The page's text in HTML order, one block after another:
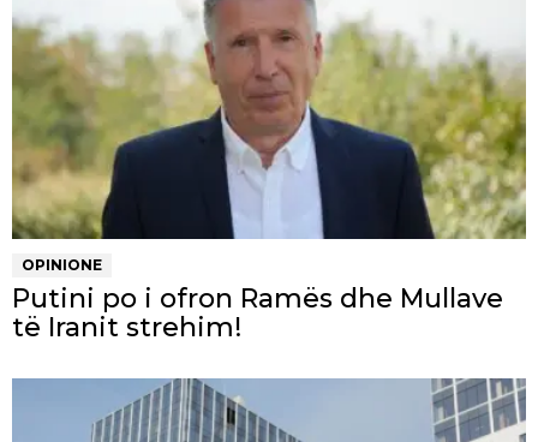
OPINIONE
Putini po i ofron Ramës dhe Mullave
të Iranit strehim!